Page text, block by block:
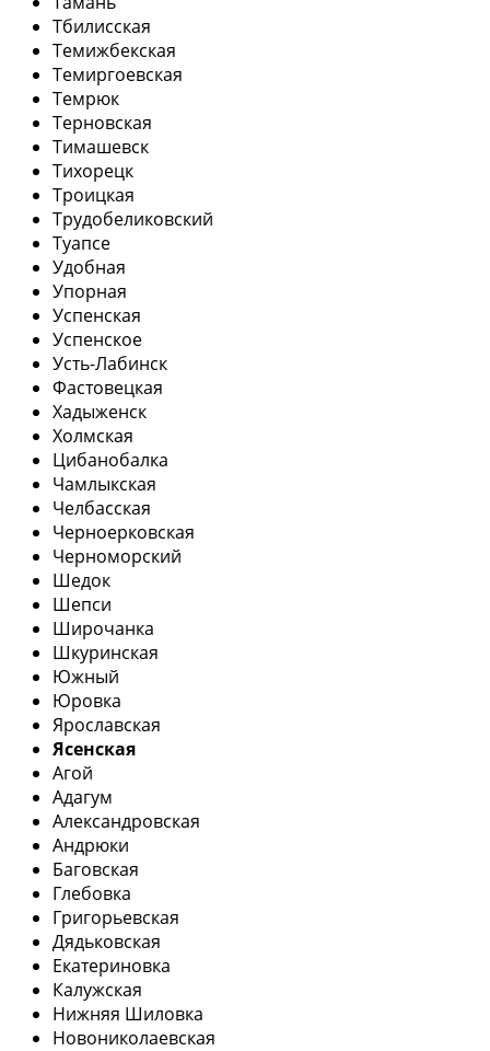
Тбилисская
Темижбекская
Темиргоевская
Темрюк
Терновская
Тимашевск
Тихорецк
Троицкая
Трудобеликовский
Туапсе
Удобная
Упорная
Успенская
Успенское
Усть-Лабинск
Фастовецкая
Хадыженск
Холмская
Цибанобалка
Чамлыкская
Челбасская
Черноерковская
Черноморский
Шедок
Шепси
Широчанка
Шкуринская
Южный
Юровка
Ярославская
Ясенская
Агой
Адагум
Александровская
Андрюки
Баговская
Глебовка
Григорьевская
Дядьковская
Екатериновка
Калужская
Нижняя Шиловка
Новониколаевская